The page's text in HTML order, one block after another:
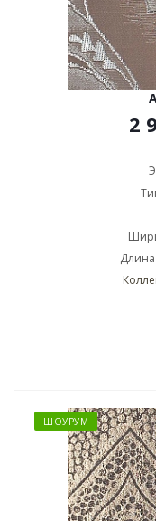
2
Длина
ШОУРУМ